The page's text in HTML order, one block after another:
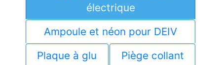
électrique
Ampoule et néon pour DEIV
Plaque à glu
Piège collant